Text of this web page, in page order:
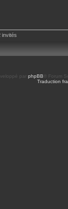
invités
par phpBB ® Forum
Traduction